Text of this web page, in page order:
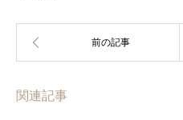
関連記事